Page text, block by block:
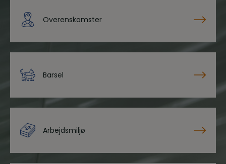
Overenskomster
Barsel
Arbejdsmiljø